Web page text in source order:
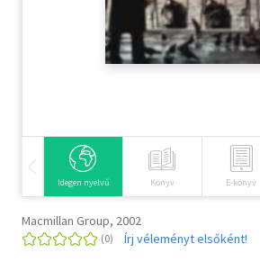
Társadalomtudomány
Természettudomány
Vallás
Idegen nyelvű Könyv E-könyv
Macmillan Group, 2002
Írj véleményt elsőként!